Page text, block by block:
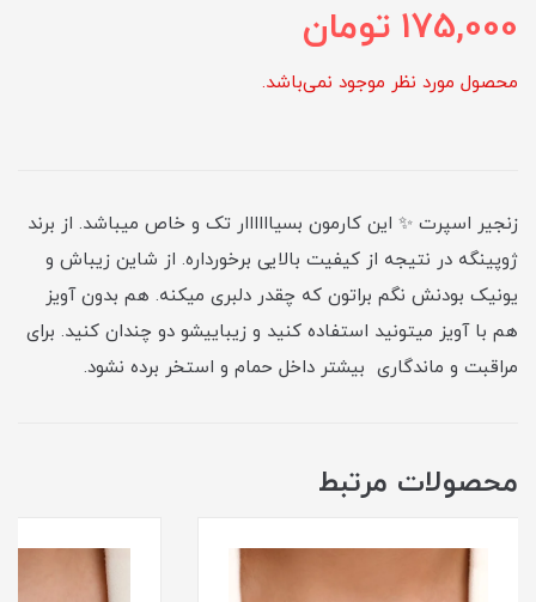
175,000 تومان
محصول مورد نظر موجود نمی‌باشد.
زنجیر اسپرت ✨ این کارمون بسیاااااار تک و خاص میباشد. از برند
ژوپینگه در نتیجه از کیفیت بالایی برخورداره. از شاین زیباش و
یونیک بودنش نگم براتون که چقدر دلبری میکنه. هم بدون آویز
هم با آویز میتونید استفاده کنید و زیباییشو دو چندان کنید. برای
مراقبت و ماندگاری بیشتر داخل حمام و استخر برده نشود.
محصولات مرتبط